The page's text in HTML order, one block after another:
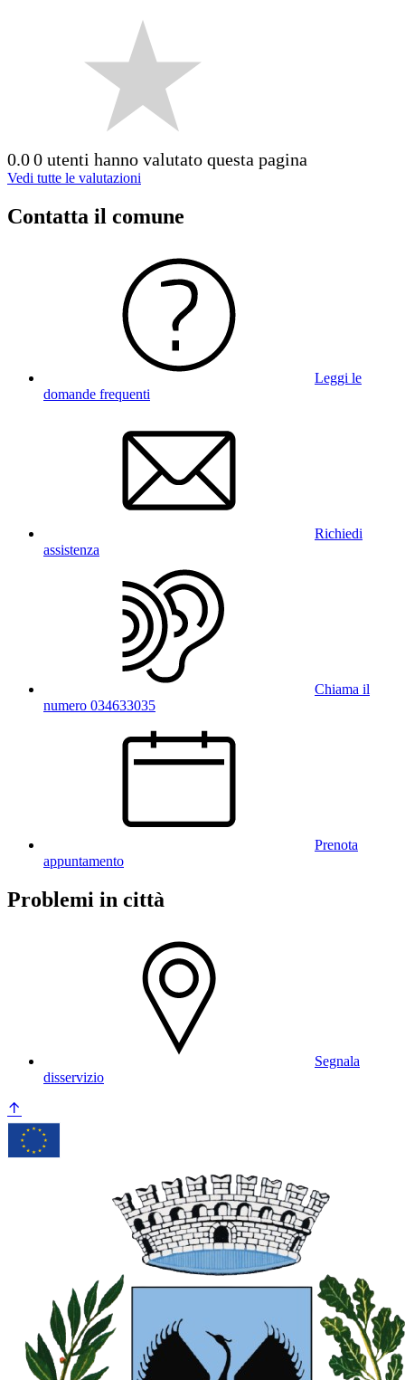
0.00 utenti hanno valutato questa pagina
Vedi tutte le valutazioni
Contatta il comune
Leggi le
domande frequenti
Richiedi
assistenza
Chiama il
numero 034633035
Prenota
appuntamento
Problemi in città
Segnala
disservizio